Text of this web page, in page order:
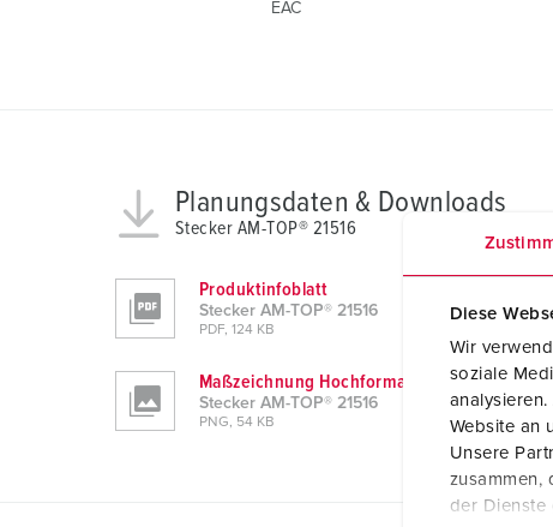
Diese
Wir
soziale
Website an
Unsere
zusammen,
der Dienste
EAC
Planungsdaten & Downloads
Stecker AM-TOP® 21516
Produktinfoblatt
Stecker AM-TOP® 21516
PDF, 124 KB
Maßzeichnung Hochformat
Stecker AM-TOP® 21516
PNG, 54 KB